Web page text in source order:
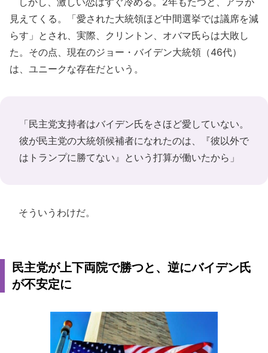
見えてくる。「愛された大統領ほど中間選挙では議席を減
らす」とされ、実際、クリントン、オバマ氏らは大敗し
た。その点、現在のジョー・バイデン大統領（46代）
は、ユニークな存在だという。
「民主党支持者はバイデン氏をさほど愛していない。
彼が民主党の大統領候補者になれたのは、『彼以外で
はトランプに勝てない』という打算が働いたから」
そういうわけだ。
民主党が上下両院で勝つと、逆にバイデン氏
が不安定に